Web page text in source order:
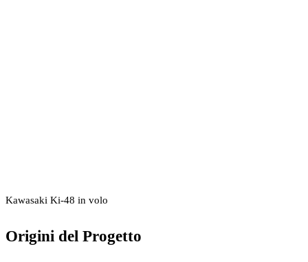
Kawasaki Ki-48 in volo
Origini del Progetto